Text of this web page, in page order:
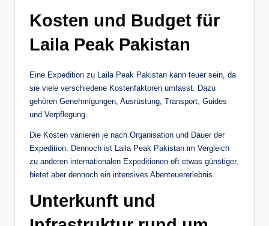
Kosten und Budget für
Laila Peak Pakistan
Eine Expedition zu Laila Peak Pakistan kann teuer sein, da
sie viele verschiedene Kostenfaktoren umfasst. Dazu
gehören Genehmigungen, Ausrüstung, Transport, Guides
und Verpflegung.
Die Kosten variieren je nach Organisation und Dauer der
Expedition. Dennoch ist Laila Peak Pakistan im Vergleich
zu anderen internationalen Expeditionen oft etwas günstiger,
bietet aber dennoch ein intensives Abenteuererlebnis.
Unterkunft und